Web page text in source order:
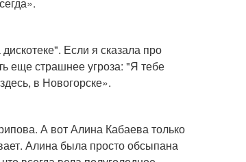
Если я сказала про
еще страшнее угроза: "Я тебе
в Новогорске».
А вот Алина Кабаева только
Алина была просто обсыпана